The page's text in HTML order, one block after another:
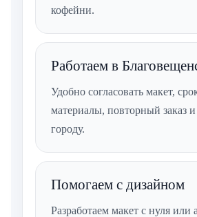
кофейни.
Работаем в
Удобно согласовать макет,
материалы, повторный заказ
городу.
Помогаем с дизайном
Разработаем макет с нуля или